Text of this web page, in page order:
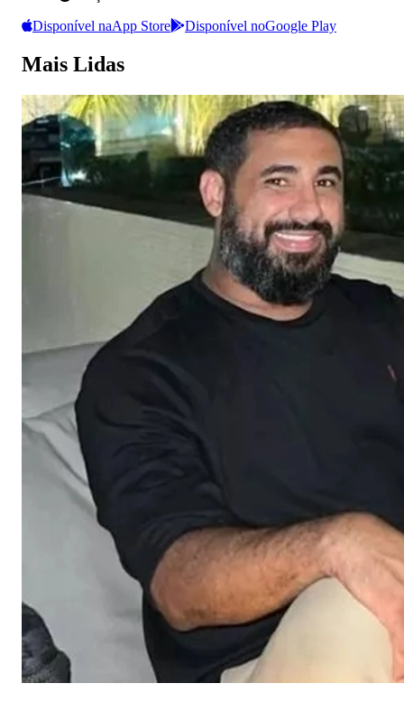
Disponível naApp Store Disponível noGoogle Play
Mais Lidas